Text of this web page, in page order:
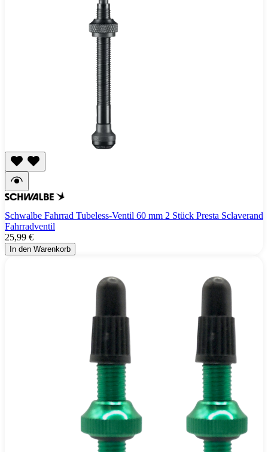
Schwalbe Fahrrad Tubeless-Ventil 60 mm 2 Stück Presta Sclaverand
Fahrradventil
25,99 €
In den Warenkorb